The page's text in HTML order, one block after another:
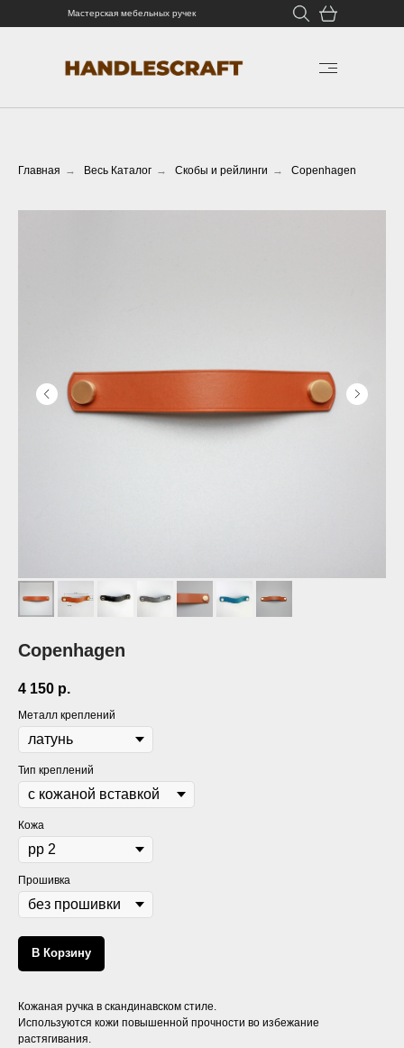
Мастерская мебельных ручек
Главная → Весь Каталог → Скобы и рейлинги → Copenhagen
Copenhagen
4 150 р.
Металл креплений
Тип креплений
Кожа
Прошивка
В Корзину
Кожаная ручка в скандинавском стиле.
Используются кожи повышенной прочности во избежание
растягивания.